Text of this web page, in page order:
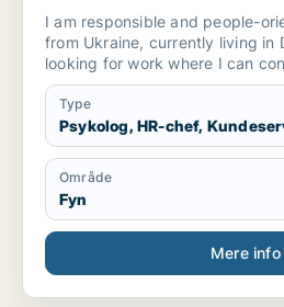
I am responsible and people-
from Ukraine, currently living in
looking for work where I can
skills and put them to use.
education in Psychology and
working with children and
have developed great
multitasking, and problem-
Type
Psykolog, HR-chef,
Område
Fyn
Mere info